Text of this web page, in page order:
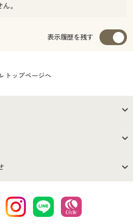
。
表示履歴を残す
トップページへ
会社案内
お支払は